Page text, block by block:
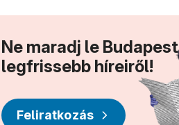
Ne maradj le Budapest
legfrissebb híreiről!
Feliratkozás